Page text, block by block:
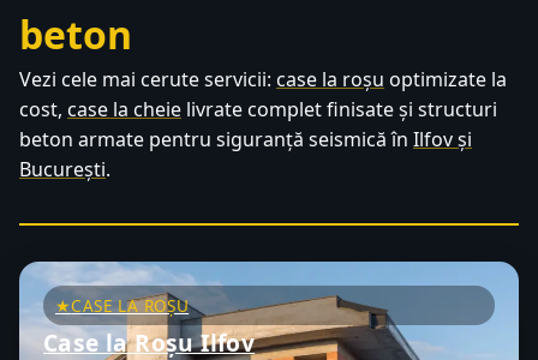
beton
Vezi cele mai cerute servicii: case la roșu optimizate la
cost, case la cheie livrate complet finisate și structuri
beton armate pentru siguranță seismică în Ilfov și
București.
CASE LA ROȘU
Case la Roșu Ilfov